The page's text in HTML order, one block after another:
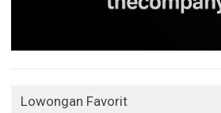
Lowongan Favorit